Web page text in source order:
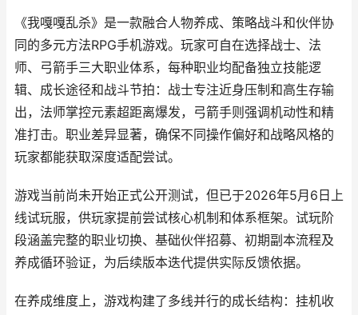
《我嘎嘎乱杀》是一款融合人物养成、策略战斗和伙伴协
同的多元方法RPG手机游戏。玩家可自在选择战士、法
师、弓箭手三大职业体系，每种职业均配备独立技能逻
辑、成长途径和战斗节拍：战士专注近身压制和高生存输
出，法师掌控元素超距离爆发，弓箭手则强调机动性和精
准打击。职业差异显著，确保不同操作偏好和战略风格的
玩家都能获取深度适配尝试。
游戏当前尚未开始正式公开测试，但已于2026年5月6日上
线试玩服，供玩家提前尝试核心机制和体系框架。试玩阶
段涵盖完整的职业切换、基础伙伴招募、初期副本流程及
养成循环验证，为后续版本迭代提供实际反馈依据。
在养成维度上，游戏构建了多线并行的成长结构：挂机收